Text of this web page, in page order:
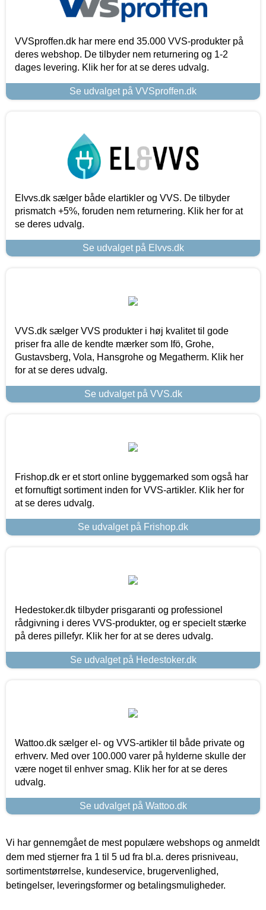
VVSproffen.dk har mere end 35.000 VVS-produkter på
deres webshop. De tilbyder nem returnering og 1-2
dages levering. Klik her for at se deres udvalg.
Se udvalget på VVSproffen.dk
Elvvs.dk sælger både elartikler og VVS. De tilbyder
prismatch +5%, foruden nem returnering. Klik her for at
se deres udvalg.
Se udvalget på Elvvs.dk
VVS.dk sælger VVS produkter i høj kvalitet til gode
priser fra alle de kendte mærker som Ifö, Grohe,
Gustavsberg, Vola, Hansgrohe og Megatherm. Klik her
for at se deres udvalg.
Se udvalget på VVS.dk
Frishop.dk er et stort online byggemarked som også har
et fornuftigt sortiment inden for VVS-artikler. Klik her for
at se deres udvalg.
Se udvalget på Frishop.dk
Hedestoker.dk tilbyder prisgaranti og professionel
rådgivning i deres VVS-produkter, og er specielt stærke
på deres pillefyr. Klik her for at se deres udvalg.
Se udvalget på Hedestoker.dk
Wattoo.dk sælger el- og VVS-artikler til både private og
erhverv. Med over 100.000 varer på hylderne skulle der
være noget til enhver smag. Klik her for at se deres
udvalg.
Se udvalget på Wattoo.dk
Vi har gennemgået de mest populære webshops og anmeldt
dem med stjerner fra 1 til 5 ud fra bl.a. deres prisniveau,
sortimentstørrelse, kundeservice, brugervenlighed,
betingelser, leveringsformer og betalingsmuligheder.